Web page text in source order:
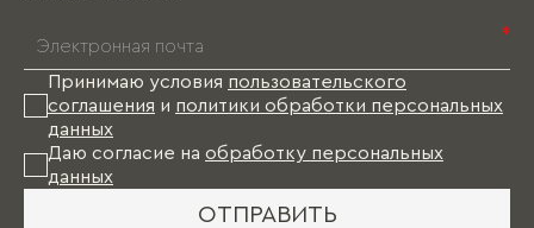
*
Принимаю условия пользовательского
соглашения и политики обработки персональных
данных
Даю согласие на обработку персональных
данных
ОТПРАВИТЬ